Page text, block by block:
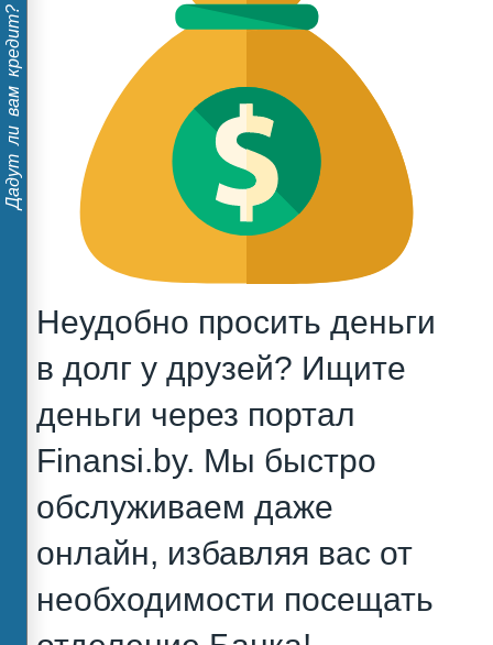
Дадут ли вам кредит?
Неудобно просить деньги
в долг у друзей? Ищите
деньги через портал
Finansi.by. Мы быстро
обслуживаем даже
онлайн, избавляя вас от
необходимости посещать